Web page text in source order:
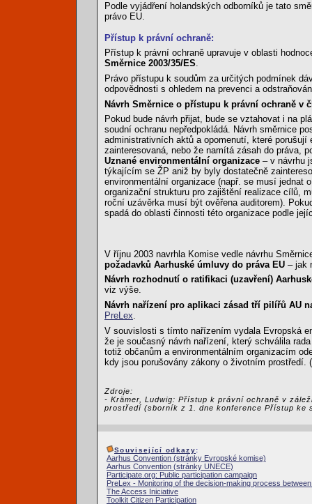
Podle vyjádření holandských odborníků je tato
právo EU.
Přístup k právní ochraně:
Přístup k právní ochraně upravuje v oblasti
Směrnice 2003/35/ES.
Právo přístupu k soudům za určitých podmínek
odpovědnosti s ohledem na prevenci a
Návrh Směrnice o přístupu k právní ochraně v
Pokud bude návrh přijat, bude se vztahovat i na
soudní ochranu nepředpokládá. Návrh směrnice
administrativních aktů a opomenutí, které
zainteresovaná, nebo že namítá zásah do práva,
Uznané environmentální organizace – v návrhu
týkajícím se ŽP aniž by byly dostatečně
environmentální organizace (např. se musí
organizační strukturu pro zajištění realizace cílů,
roční uzávěrka musí být ověřena auditorem).
spadá do oblasti činnosti této organizace podle
V říjnu 2003 navrhla Komise vedle návrhu
požadavků Aarhuské úmluvy do práva EU – jak
Návrh rozhodnutí o ratifikaci (uzavření)
viz výše.
Návrh nařízení pro aplikaci zásad tří pilířů AU
PreLex.
V souvislosti s tímto nařízením vydala Evropská
že je současný návrh nařízení, který schválila
totiž občanům a environmentálním organizacím
kdy jsou porušovány zákony o životním prostředí. (
Zdroje:
- Krämer, Ludwig: Přístup k právní ochraně v
prostředí (sborník z 1. dne konference Přístup
Související odkazy:
Aarhus Convention (stránky Evropské komise)
Aarhus Convention (stránky UNECE)
Participate.org: Public participation campaign
PreLex - Monitoring of the decision-making process
The Access Iniciative
Toolkit Citizen Participation